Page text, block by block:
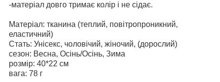
-матеріал довго тримає колір і не сідає.
Матеріал: тканина (теплий, повітропроникний,
еластичний)
Стать: Унісекс, чоловічий, жіночий, (дорослий)
сезон: Весна, Осінь/Осінь, Зима
розмір: 40*22 см
вага: 78 г